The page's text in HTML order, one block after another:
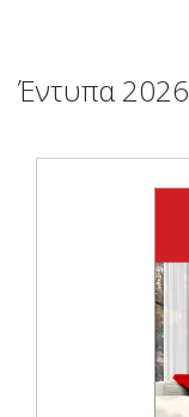
Έντυπα 2026